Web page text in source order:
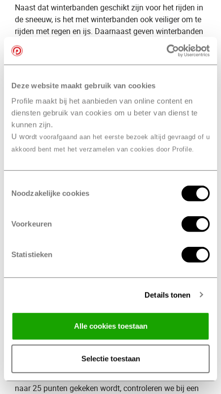
Deze website maakt gebruik van cookies
Profile maakt bij het aanbieden van online content en
diensten gebruik van cookies om u beter van dienst te
kunnen zijn.
U wordt voorafgaand aan het eerste bezoek altijd gevraagd of u
akkoord bent met het verzamelen van cookies door Profile.
Noodzakelijke cookies
Voorkeuren
Statistieken
Details tonen
Alle cookies toestaan
Selectie toestaan
Naast dat winterbanden geschikt zijn voor het rijden in
de sneeuw, is het met winterbanden ook veiliger om te
rijden met regen en ijs. Daarnaast geven winterbanden
meer grip dan ​
​ doordat het profiel van de
band dieper ligt.
een groot aanbod aan winterbanden voor de verkoop.
Wil je ​ winterbanden kopen​? Dan voorzien wij van
Profile Texel, Rentenaar,​ je graag van een uitgebreid
advies. Wij selecteren graag de ​
voor jou en je auto.
Verschil groot en klein
onderhoud
Klein onderhoud
meer dan 25 punten. Zij controleren onder andere de
banden, verlichting, remblokken en het uitlaatsysteem.
veilig de weg op te kunnen.
Wat kost een klein onderhoud​?
De kosten verschillen per merk en autotype. Bij het
specialisten altijd een prijsopgave gemaakt. Hierdoor
weet je precies waar je aan toe bent!
Groot onderhoud
Naast een klein onderhoud bieden wij ook ​
groot onderhoud​. Waarbij er bij een klein onderhoud
naar 25 punten gekeken wordt, controleren we bij een